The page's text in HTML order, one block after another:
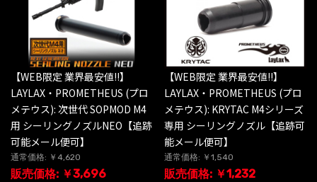
【WEB限定 業界最安値!!】
LAYLAX・PROMETHEUS (プロ
メテウス): 次世代 SOPMOD M4
用 シーリングノズルNEO【追跡
可能メール便可】
通常価格: ￥4,620
販売価格: ￥3,696
【WEB限定 業界最安値!!】
LAYLAX・PROMETHEUS (プロ
メテウス): KRYTAC M4シリーズ
専用 シーリングノズル【追跡可
能メール便可】
通常価格: ￥1,540
販売価格: ￥1,232